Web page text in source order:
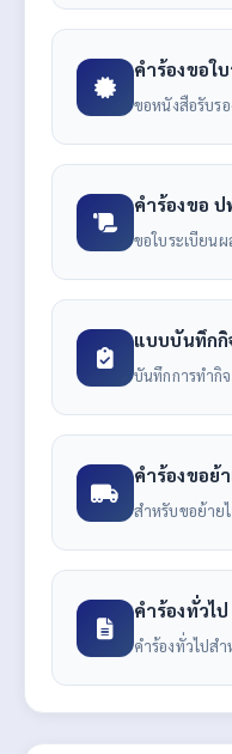
คำร้องขอใ
ขอหนังสือรับร
คำร้องขอ
ขอใบระเบียน
แบบบันทึกกิ
บันทึกการทำ
คำร้องขอย้
สำหรับขอย้าย
คำร้องทั่วไป
คำร้องทั่วไปสำ